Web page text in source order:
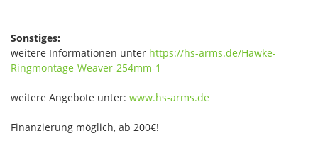
Sonstiges:
weitere Informationen unter https://hs-arms.de/Hawke-
Ringmontage-Weaver-254mm-1
weitere Angebote unter: www.hs-arms.de
Finanzierung möglich, ab 200€!